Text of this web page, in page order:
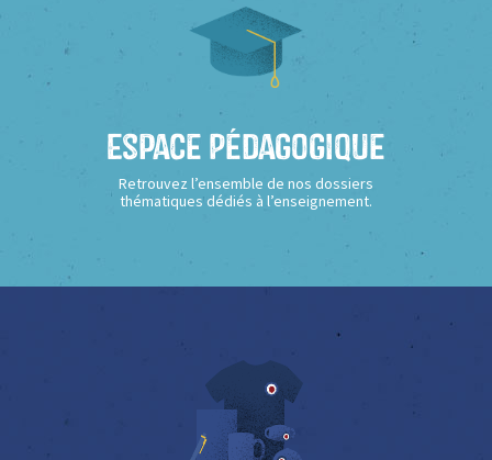
Espace Pédagogique
Retrouvez l’ensemble de nos dossiers
thématiques dédiés à l’enseignement.